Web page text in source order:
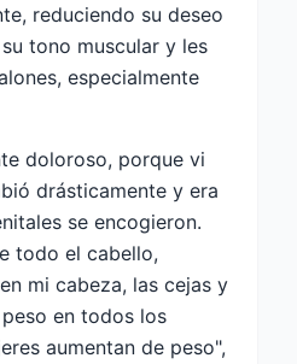
reduciendo su deseo
tono muscular y les
especialmente
doloroso, porque vi
drásticamente y era
se encogieron.
todo el cabello,
mi cabeza, las cejas y
en todos los
aumentan de peso",